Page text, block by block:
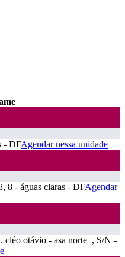
- DFAgendar nessa unidade
8 - águas claras - DFAgendar
cléo otávio - asa norte , S/N -